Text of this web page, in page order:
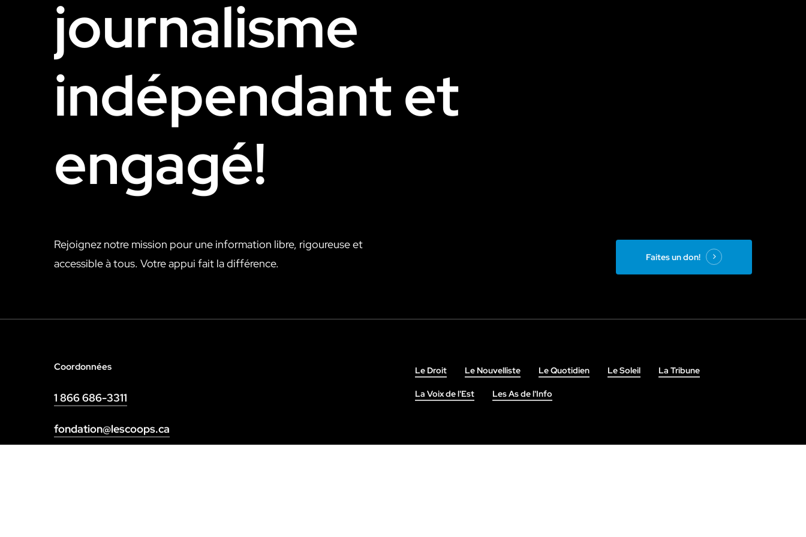
journalisme
indépendantet
engagé!
Rejoignez notre mission pour une information libre, rigoureuse et
accessible à tous. Votre appui fait la différence.
Faites un don!
Coordonnées
1 866 686-3311
fondation@lescoops.ca
Le Droit Le Nouvelliste Le Quotidien Le Soleil La Tribune
La Voix de l'Est Les As de l'Info